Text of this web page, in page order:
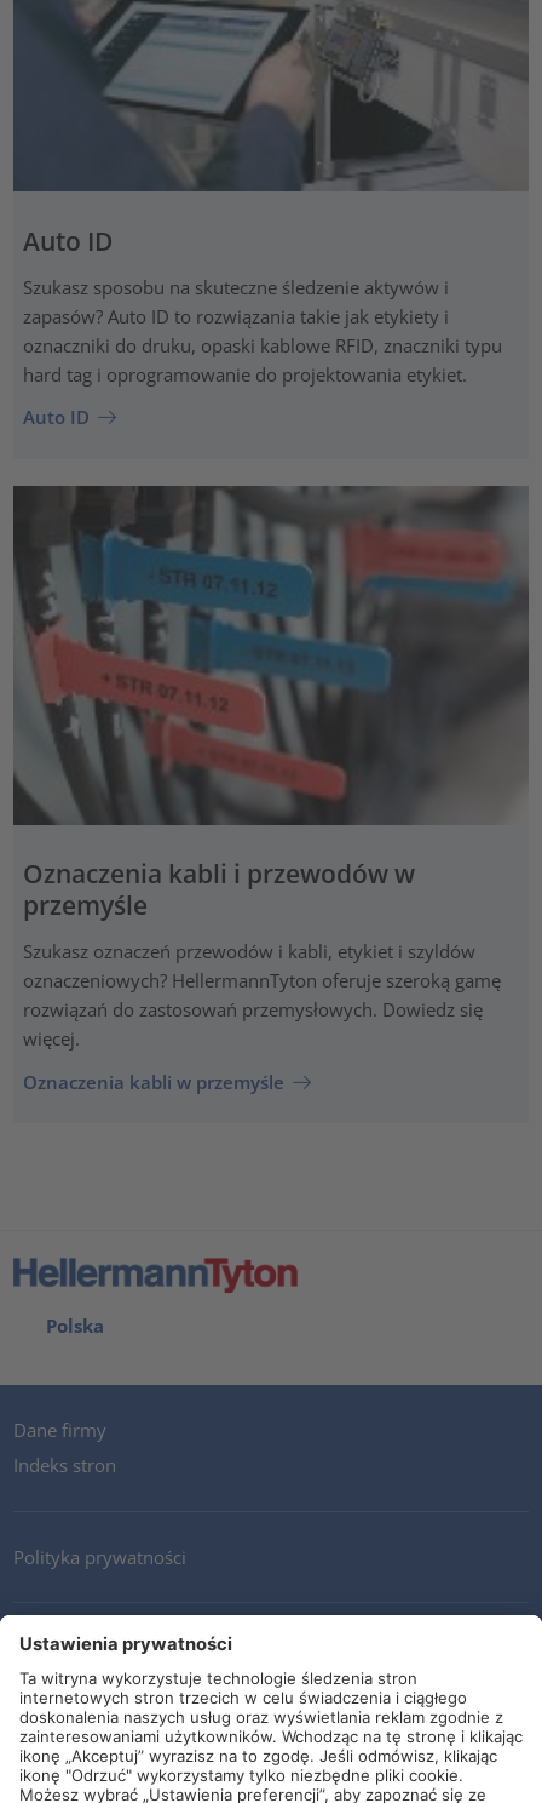
Auto ID
Szukasz sposobu na skuteczne śledzenie aktywów i
zapasów? Auto ID to rozwiązania takie jak etykiety i
oznaczniki do druku, opaski kablowe RFID, znaczniki typu
hard tag i oprogramowanie do projektowania etykiet.
Auto ID
Oznaczenia kabli i przewodów w
przemyśle
Szukasz oznaczeń przewodów i kabli, etykiet i szyldów
oznaczeniowych? HellermannTyton oferuje szeroką gamę
rozwiązań do zastosowań przemysłowych. Dowiedz się
więcej.
Oznaczenia kabli w przemyśle
Polska
Dane firmy
Indeks stron
Polityka prywatności
Kontakt
Newsletter